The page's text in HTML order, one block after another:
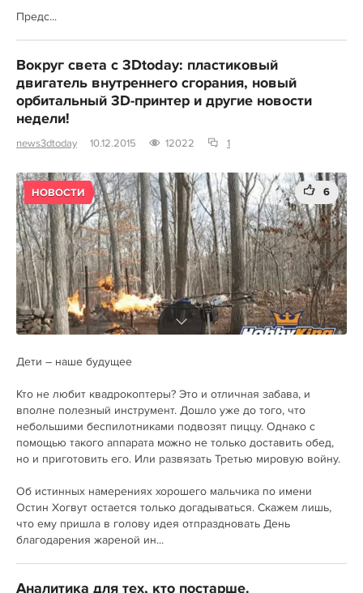
Предс...
Вокруг света с 3Dtoday: пластиковый
двигатель внутреннего сгорания, новый
орбитальный 3D-принтер и другие новости
недели!
news3dtoday 10.12.2015 12022 1
НОВОСТИ 6
Дети – наше будущее
Кто не любит квадрокоптеры? Это и отличная забава, и
вполне полезный инструмент. Дошло уже до того, что
небольшими беспилотниками подвозят пиццу. Однако с
помощью такого аппарата можно не только доставить обед,
но и приготовить его. Или развязать Третью мировую войну.
Об истинных намерениях хорошего мальчика по имени
Остин Хогвут остается только догадываться. Скажем лишь,
что ему пришла в голову идея отпраздновать День
благодарения жареной ин...
Аналитика для тех, кто постарше.